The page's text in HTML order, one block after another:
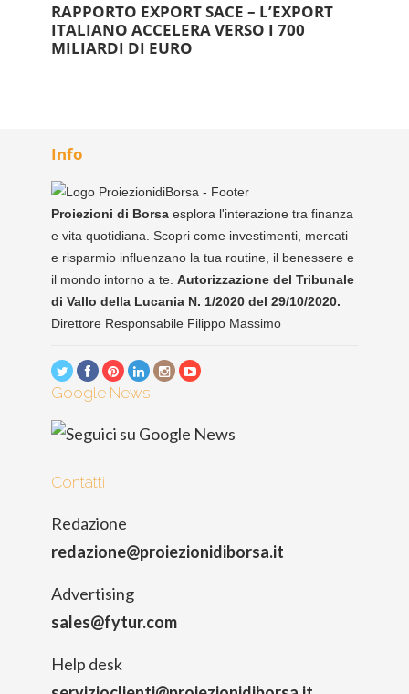
RAPPORTO EXPORT SACE – L’EXPORT
ITALIANO ACCELERA VERSO I 700
MILIARDI DI EURO
Info
Proiezioni di Borsa esplora l'interazione tra finanza
e vita quotidiana. Scopri come investimenti, mercati
e risparmio influenzano la tua routine, il benessere e
il mondo intorno a te. Autorizzazione del Tribunale
di Vallo della Lucania N. 1/2020 del 29/10/2020.
Direttore Responsabile Filippo Massimo
Google News
Contatti
Redazione
redazione@proiezionidiborsa.it
Advertising
sales@fytur.com
Help desk